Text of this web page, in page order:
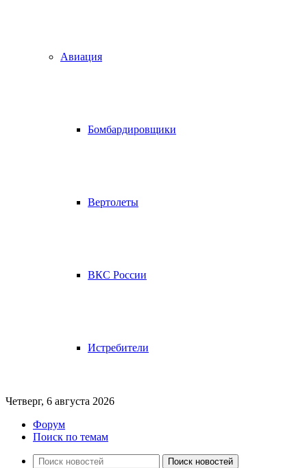
Авиация
Бомбардировщики
Вертолеты
ВКС России
Истребители
Четверг, 6 августа 2026
Форум
Поиск по темам
Поиск новостей